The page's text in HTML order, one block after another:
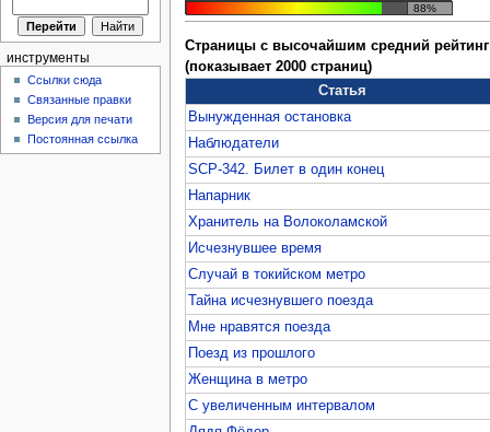
88%
Страницы с высочайшим средний
(показывает 2000 страниц)
Статья
Вынужденная остановка
Наблюдатели
SCP-342. Билет в один конец
Напарник
Хранитель на Волоколамской
Исчезнувшее время
Случай в токийском метро
Тайна исчезнувшего поезда
Мне нравятся поезда
Поезд из прошлого
Женщина в метро
С увеличенным интервалом
инструменты
Ссылки сюда
Связанные правки
Версия для печати
Постоянная ссылка